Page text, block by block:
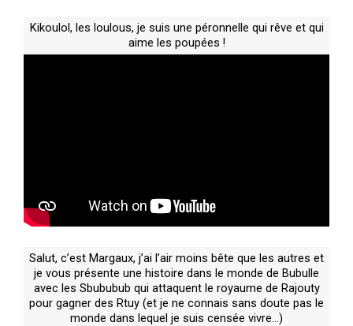
Kikoulol, les loulous, je suis une péronnelle qui rêve et qui
aime les poupées !
Salut, c’est Margaux, j’ai l’air moins bête que les autres et
je vous présente une histoire dans le monde de Bubulle
avec les Sbububub qui attaquent le royaume de Rajouty
pour gagner des Rtuy (et je ne connais sans doute pas le
monde dans lequel je suis censée vivre…)